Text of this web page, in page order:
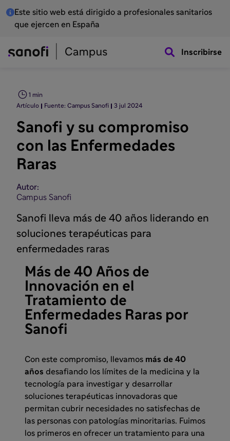
Este sitio web está dirigido a profesionales sanitarios
que ejercen en España
Inscribirse
Artículo Fuente: Campus Sanofi 3 jul 2024
1 min
Sanofi y su compromiso
con las Enfermedades
Raras
Autor:
Campus Sanofi
Sanofi lleva más de 40 años liderando en
soluciones terapéuticas para
enfermedades raras
Más de 40 Años de
Innovación en el
Tratamiento de
Enfermedades Raras por
Sanofi
Con este compromiso, llevamos más de 40
años desafiando los límites de la medicina y la
tecnología para investigar y desarrollar
soluciones terapéuticas innovadoras que
permitan cubrir necesidades no satisfechas de
las personas con patologías minoritarias. Fuimos
los primeros en ofrecer un tratamiento para una